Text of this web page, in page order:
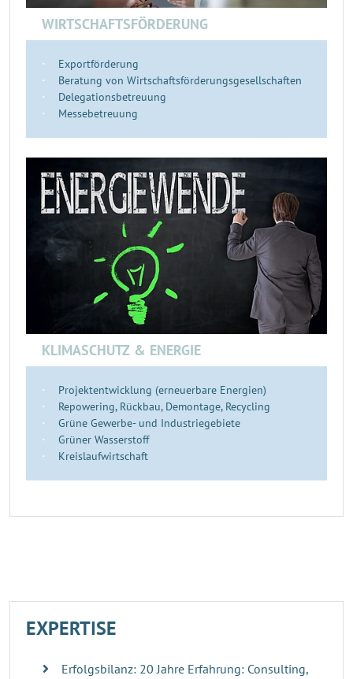
WIRTSCHAFTSFÖRDERUNG
Exportförderung
Beratung von Wirtschaftsförderungsgesellschaften
Delegationsbetreuung
Messebetreuung
KLIMASCHUTZ & ENERGIE
Projektentwicklung (erneuerbare Energien)
Repowering, Rückbau, Demontage, Recycling
Grüne Gewerbe- und Industriegebiete
Grüner Wasserstoff
Kreislaufwirtschaft
EXPERTISE
Erfolgsbilanz: 20 Jahre Erfahrung: Consulting,